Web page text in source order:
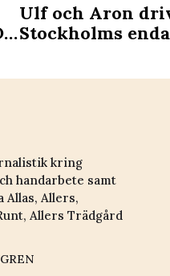
Ulf och Aron
Stockholms enda
det som en
kring
handarbete samt
Allers,
Allers Trädgård